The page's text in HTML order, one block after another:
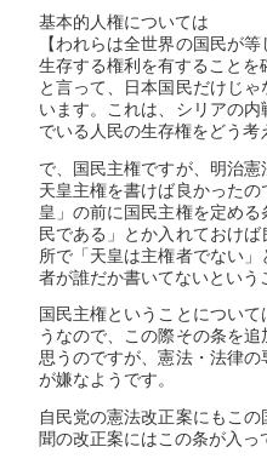
基本的人権については
【われらは全世界の国民が
生存する権利を有することを
と言って、日本国民だけじ
います。これは、シリアの
でいる人民の生存権をどう
で、国民主権ですが、明治
天皇主権を書けば良かった
皇」の前に国民主権を定め
民である」とか入れておけ
所で「天皇は主権者でない
者が誰だか書いてないとい
国民主権ということについ
うなので、この際その条を
思うのですが、憲法・法律
が嫌なようです。
自民党の憲法改正案にもこ
聞の改正案にはこの条が入っ